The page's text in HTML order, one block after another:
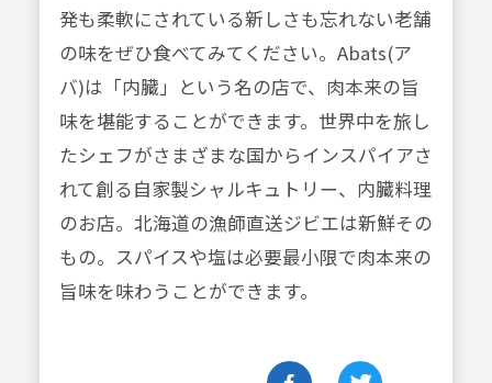
発も柔軟にされている新しさも忘れない老舗
の味をぜひ食べてみてください。Abats(ア
バ)は「内臓」という名の店で、肉本来の旨
味を堪能することができます。世界中を旅し
たシェフがさまざまな国からインスパイアさ
れて創る自家製シャルキュトリー、内臓料理
のお店。北海道の漁師直送ジビエは新鮮その
もの。スパイスや塩は必要最小限で肉本来の
旨味を味わうことができます。